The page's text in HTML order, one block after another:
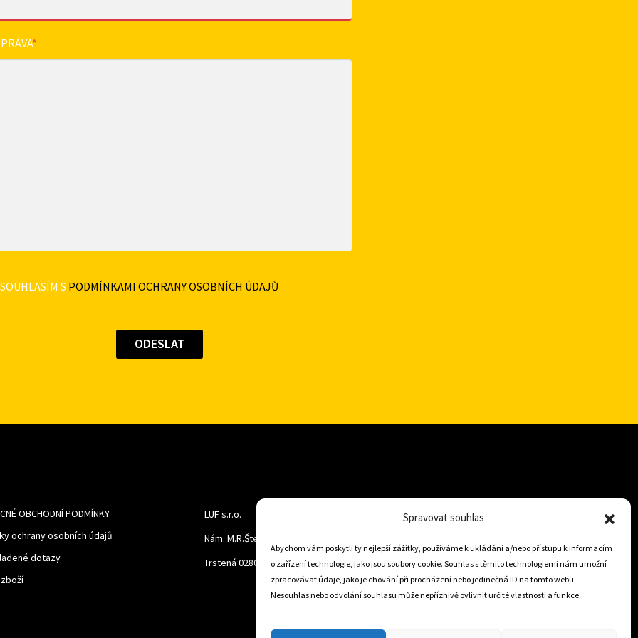
Spravovat souhlas
Abychom vám poskytli ty nejlepší zážitky, používáme k ukládání a/nebo přístupu k informacím
o zařízení technologie, jako jsou soubory cookie. Souhlas s těmito technologiemi nám umožní
zpracovávat údaje, jako je chování při procházení nebo jedinečná ID na tomto webu.
Nesouhlas nebo odvolání souhlasu může nepříznivě ovlivnit určité vlastnosti a funkce.
*
SOUHLASÍM S PODMÍNKAMI OCHRANY OSOBNÍCH ÚDAJŮ
OBCHODNÍ PODMÍNKY
ochrany osobních údajů
dotazy
LUF s.r.o.
Nám. M.R.Štefanika 518,
Trstená 02801
+421 905 806 234
info@dojezdovakola.com
Slovenský Eshop